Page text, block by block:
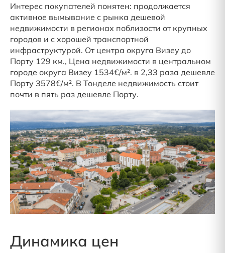
Интерес покупателей понятен: продолжается
активное вымывание с рынка дешевой
недвижимости в регионах поблизости от крупных
городов и с хорошей транспортной
инфраструктурой. От центра округа Визеу до
Порту 129 км., Цена недвижимости в центральном
городе округа Визеу 1534€/м². в 2,33 раза дешевле
Порту 3578€/м². В Тонделе недвижимость стоит
почти в пять раз дешевле Порту.
Динамика цен